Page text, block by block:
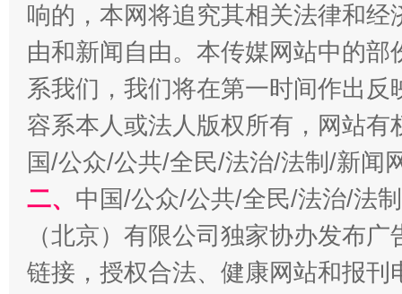
解纷+调解+退费，一次搞定
响的，本网将追究其相关法律和
由和新闻自由。本传媒网站中的
系我们，我们将在第一时间作出
容系本人或法人版权所有，网站
国/公众/公共/全民/法治/法制/新闻
二、 中国/公众/公共/全民/法治/法
（北京）有限公司独家协办发布
链接，授权合法、健康网站和报